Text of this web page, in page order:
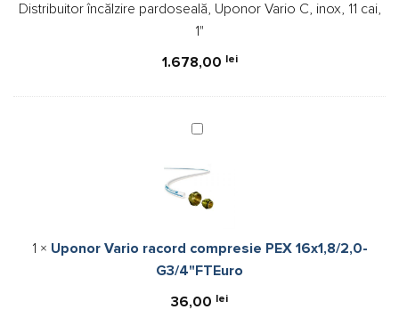
inox,
11
Distribuitor încălzire pardoseală, Uponor Vario C, inox, 11 cai,
1"
1.678,00 lei
Uponor
racord
compresie
PEX
G3/4"FTEuro
1 × Uponor Vario racord compresie PEX 16x1,8/2,0-
G3/4"FTEuro
36,00 lei